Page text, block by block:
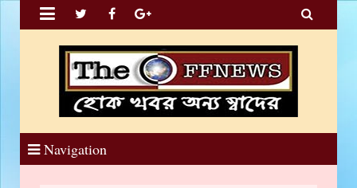
 
Navigation